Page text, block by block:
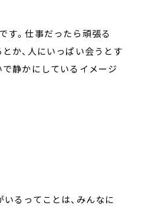
す。仕事だったら頑張る
か、人にいっぱい会うとす
静かにしているイメージ
るってことは、みんなに